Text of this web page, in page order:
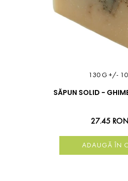
130 G +/-
SĂPUN SOLID -
27.45 RON
ADAUGĂ ÎN